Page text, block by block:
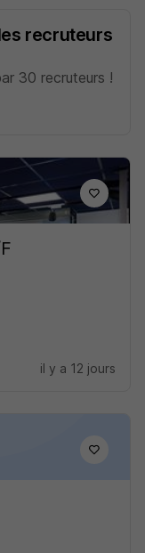
recruteurs
30 recruteurs !
il y a 12 jours